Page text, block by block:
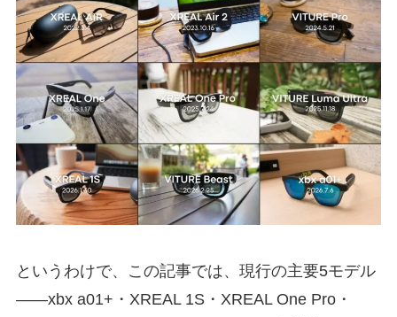
というわけで、この記事では、現行の主要5モデル
——xbx a01+・XREAL 1S・XREAL One Pro・